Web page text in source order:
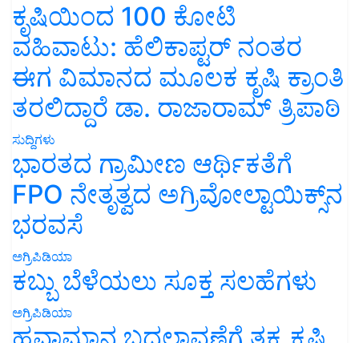
ಕೃಷಿಯಿಂದ 100 ಕೋಟಿ
ವಹಿವಾಟು: ಹೆಲಿಕಾಪ್ಟರ್ ನಂತರ
ಈಗ ವಿಮಾನದ ಮೂಲಕ ಕೃಷಿ ಕ್ರಾಂತಿ
ತರಲಿದ್ದಾರೆ ಡಾ. ರಾಜಾರಾಮ್ ತ್ರಿಪಾಠಿ
ಸುದ್ದಿಗಳು
ಭಾರತದ ಗ್ರಾಮೀಣ ಆರ್ಥಿಕತೆಗೆ
FPO ನೇತೃತ್ವದ ಅಗ್ರಿವೋಲ್ಟಾಯಿಕ್ಸ್‌ನ
ಭರವಸೆ
ಅಗ್ರಿಪಿಡಿಯಾ
ಕಬ್ಬು ಬೆಳೆಯಲು ಸೂಕ್ತ ಸಲಹೆಗಳು
ಅಗ್ರಿಪಿಡಿಯಾ
ಹವಾಮಾನ ಬದಲಾವಣೆಗೆ ತಕ್ಕ ಕೃಷಿ